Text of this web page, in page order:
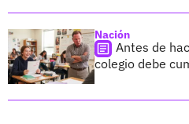
Nación
Antes de
colegio debe